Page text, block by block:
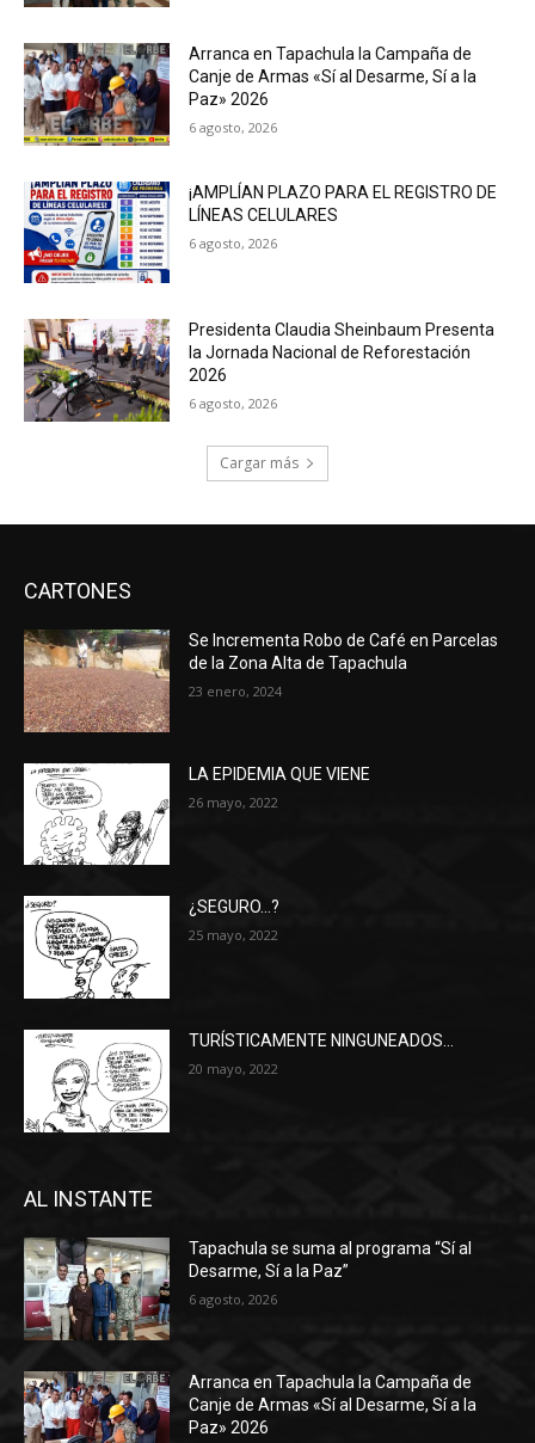
Arranca en Tapachula la Campaña de
Canje de Armas «Sí al Desarme, Sí a la
Paz» 2026
6 agosto, 2026
¡AMPLÍAN PLAZO PARA EL REGISTRO DE
LÍNEAS CELULARES
6 agosto, 2026
Presidenta Claudia Sheinbaum Presenta
la Jornada Nacional de Reforestación
2026
6 agosto, 2026
Cargar más
CARTONES
Se Incrementa Robo de Café en Parcelas
de la Zona Alta de Tapachula
23 enero, 2024
LA EPIDEMIA QUE VIENE
26 mayo, 2022
¿SEGURO…?
25 mayo, 2022
TURÍSTICAMENTE NINGUNEADOS…
20 mayo, 2022
AL INSTANTE
Tapachula se suma al programa “Sí al
Desarme, Sí a la Paz”
6 agosto, 2026
Arranca en Tapachula la Campaña de
Canje de Armas «Sí al Desarme, Sí a la
Paz» 2026